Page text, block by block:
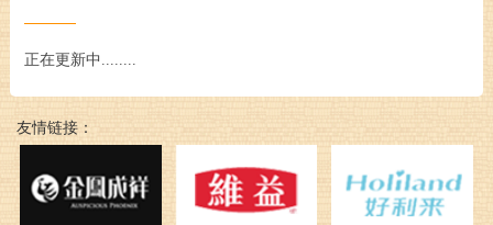
正在更新中........
友情链接：